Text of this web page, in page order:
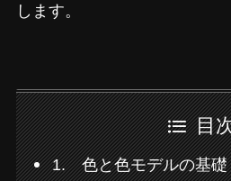
します。
目
1. 色と色モデルの基礎